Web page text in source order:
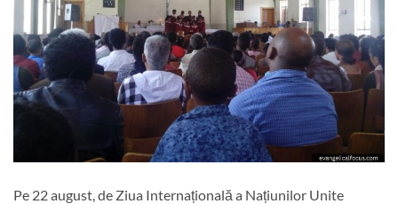
Pe 22 august, de Ziua Internațională a Națiunilor Unite